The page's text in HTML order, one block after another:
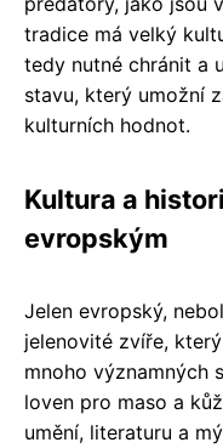
tradice má velký
tedy nutné chránit a
stavu, který umožní
kulturních hodnot.
Kultura a
evropským
Jelen evropský,
jelenovité zvíře,
mnoho významných
loven pro maso a
umění, literaturu a